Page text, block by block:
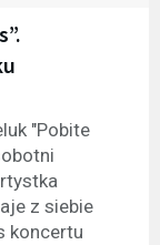
"Pobite
z siebie
koncertu